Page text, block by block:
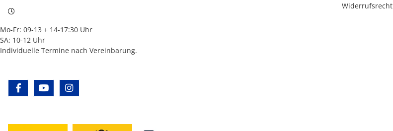
Mo-Fr: 09-13 + 14-17:30 Uhr
SA: 10-12 Uhr
Individuelle Termine nach Vereinbarung.
facebookyoutube
Widerrufsrecht